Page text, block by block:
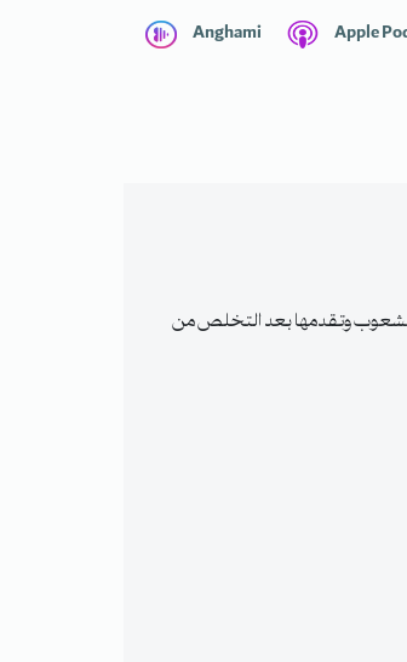
Apple
Anghami
الشعوب وتقدمها بعد التخلص من